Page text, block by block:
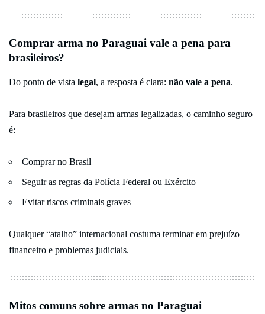
Comprar arma no Paraguai vale a pena para
brasileiros?
Do ponto de vista legal, a resposta é clara: não vale a pena.
Para brasileiros que desejam armas legalizadas, o caminho seguro
é:
Comprar no Brasil
Seguir as regras da Polícia Federal ou Exército
Evitar riscos criminais graves
Qualquer “atalho” internacional costuma terminar em prejuízo
financeiro e problemas judiciais.
Mitos comuns sobre armas no Paraguai